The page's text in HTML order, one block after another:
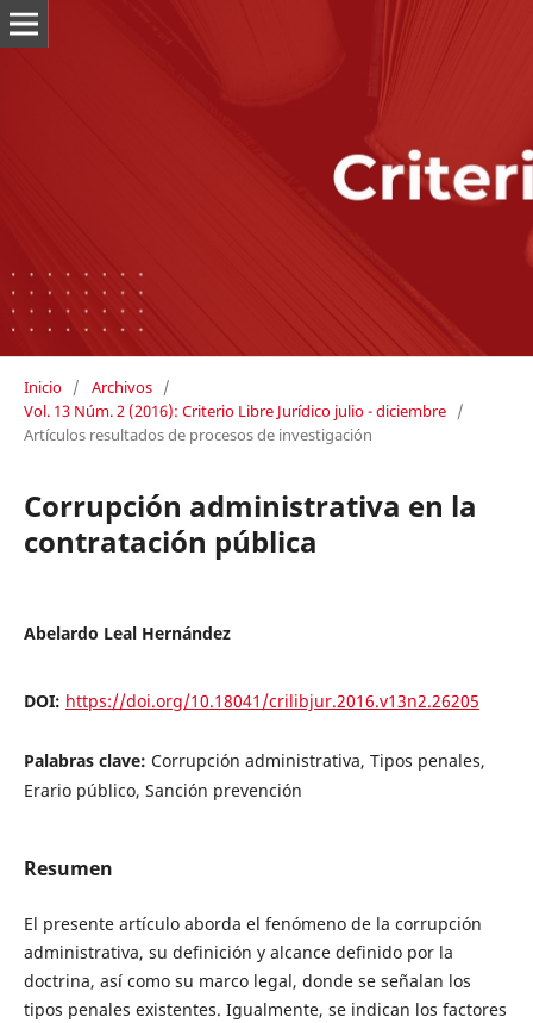
Inicio / Archivos /
Vol. 13 Núm. 2 (2016): Criterio Libre Jurídico julio - diciembre /
Artículos resultados de procesos de investigación
Corrupción administrativa en la
contratación pública
Abelardo Leal Hernández
DOI: https://doi.org/10.18041/crilibjur.2016.v13n2.26205
Palabras clave: Corrupción administrativa, Tipos penales,
Erario público, Sanción prevención
Resumen
El presente artículo aborda el fenómeno de la corrupción
administrativa, su definición y alcance definido por la
doctrina, así como su marco legal, donde se señalan los
tipos penales existentes. Igualmente, se indican los factores